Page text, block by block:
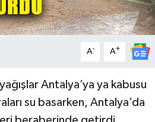
A- A+
Antalya’ya ya kabusu
su basarken, Antalya’da